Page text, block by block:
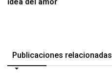
Publicaciones relacionadas